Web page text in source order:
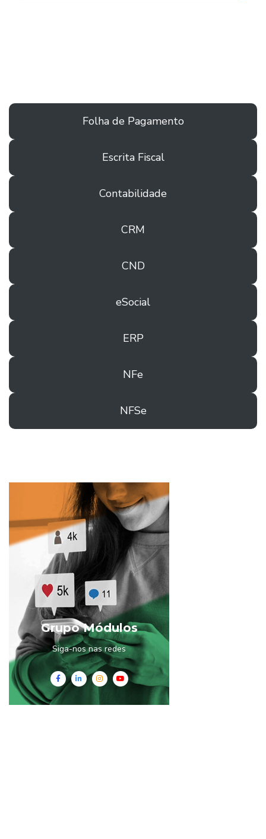
Folha de Pagamento
Escrita Fiscal
Contabilidade
CRM
CND
eSocial
ERP
NFe
NFSe
Grupo Módulos
Siga-nos nas redes